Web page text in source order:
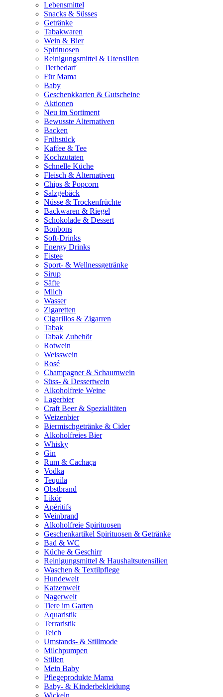
Lebensmittel
Snacks & Süsses
Getränke
Tabakwaren
Wein & Bier
Spirituosen
Reinigungsmittel & Utensilien
Tierbedarf
Für Mama
Baby
Geschenkkarten & Gutscheine
Aktionen
Neu im Sortiment
Bewusste Alternativen
Backen
Frühstück
Kaffee & Tee
Kochzutaten
Schnelle Küche
Fleisch & Alternativen
Chips & Popcorn
Salzgebäck
Nüsse & Trockenfrüchte
Backwaren & Riegel
Schokolade & Dessert
Bonbons
Soft-Drinks
Energy Drinks
Eistee
Sport- & Wellnessgetränke
Sirup
Säfte
Milch
Wasser
Zigaretten
Cigarillos & Zigarren
Tabak
Tabak Zubehör
Rotwein
Weisswein
Rosé
Champagner & Schaumwein
Süss- & Dessertwein
Alkoholfreie Weine
Lagerbier
Craft Beer & Spezialitäten
Weizenbier
Biermischgetränke & Cider
Alkoholfreies Bier
Whisky
Gin
Rum & Cachaça
Vodka
Tequila
Obstbrand
Likör
Apéritifs
Weinbrand
Alkoholfreie Spirituosen
Geschenkartikel Spirituosen & Getränke
Bad & WC
Küche & Geschirr
Reinigungsmittel & Haushaltsutensilien
Waschen & Textilpflege
Hundewelt
Katzenwelt
Nagerwelt
Tiere im Garten
Aquaristik
Terraristik
Teich
Umstands- & Stillmode
Milchpumpen
Stillen
Mein Baby
Pflegeprodukte Mama
Baby- & Kinderbekleidung
Wickeln